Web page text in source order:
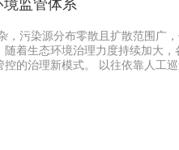
监管体系
污染源分布零散且扩散范围广
着生态环境治理力度持续加大
的治理新模式。 以往依靠人工